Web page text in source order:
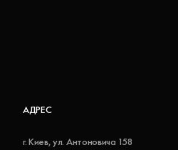
АДРЕС
г. Киев, ул. Антоновича 158